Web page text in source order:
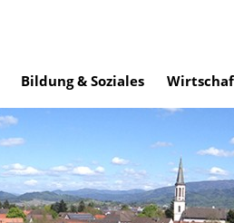
Bildung & Soziales